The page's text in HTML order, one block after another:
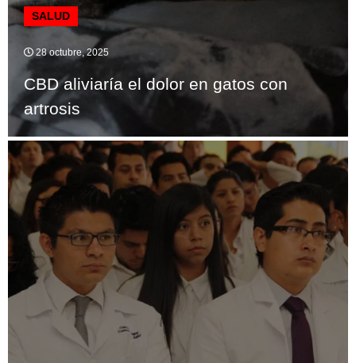
SALUD
28 octubre, 2025
CBD aliviaría el dolor en gatos con
artrosis